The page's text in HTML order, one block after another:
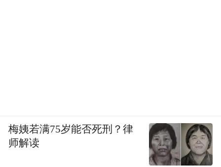
梅姨若满75岁能否死刑？律
师解读